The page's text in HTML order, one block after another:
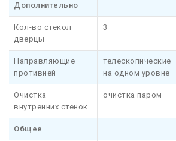
Дополнительно
Кол-во стекол
дверцы
3
Направляющие
противней
телескопические
на одном уровне
Очистка
внутренних стенок
очистка паром
Общее